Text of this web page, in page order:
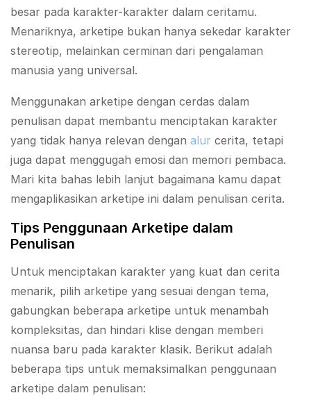
besar pada karakter-karakter dalam ceritamu.
Menariknya, arketipe bukan hanya sekedar karakter
stereotip, melainkan cerminan dari pengalaman
manusia yang universal.
Menggunakan arketipe dengan cerdas dalam
penulisan dapat membantu menciptakan karakter
yang tidak hanya relevan dengan alur cerita, tetapi
juga dapat menggugah emosi dan memori pembaca.
Mari kita bahas lebih lanjut bagaimana kamu dapat
mengaplikasikan arketipe ini dalam penulisan cerita.
Tips Penggunaan Arketipe dalam
Penulisan
Untuk menciptakan karakter yang kuat dan cerita
menarik, pilih arketipe yang sesuai dengan tema,
gabungkan beberapa arketipe untuk menambah
kompleksitas, dan hindari klise dengan memberi
nuansa baru pada karakter klasik. Berikut adalah
beberapa tips untuk memaksimalkan penggunaan
arketipe dalam penulisan: